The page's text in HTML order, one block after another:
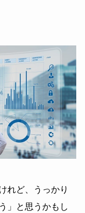
れど、うっかり
」と思うかもし